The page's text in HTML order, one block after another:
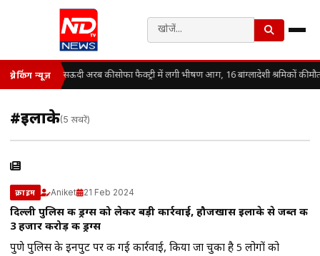
ब्रेकिंग न्यूज़ सऊदी अरब की सोफा फैक्ट्री में लगी भीषण आग, 16 बांग्लादेशी श्रमिकों की
#इलाके(5 खबरें)
क्राइम Aniket 21 Feb 2024
दिल्ली पुलिस की ड्रग्स को लेकर बड़ी कार्रवाई, हौजखास इलाके से जब्त की
3 हजार करोड़ की ड्रग्स
पुणे पुलिस के इनपुट पर की गई कार्रवाई, किया जा चुका है 5 लोगों को